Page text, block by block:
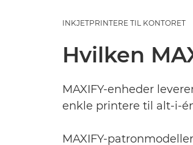
INKJETPRINTERE TIL KONTORET
Hvilken
MAXIFY-enheder
enkle printere til alt-i-
MAXIFY-